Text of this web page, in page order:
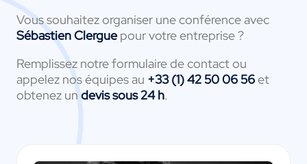
Vous souhaitez organiser une conférence avec
Sébastien Clerguepour votre entreprise ?
Remplissez notre formulaire de contact ou
appelez nos équipes au +33 (1) 42 50 06 56et
obtenez un devis sous 24 h.